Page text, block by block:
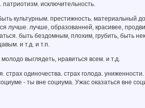
исключительность.
культурным. престижность. материальный
лучше. лучше, образованней, красивее,
быть бездомным, плохим, грубить, быть
и т.д. и т.п.
выглядеть, нравиться всем. и т.д.
одиночества. страх голода.
- ты вне социума. Ужас оказаться вне